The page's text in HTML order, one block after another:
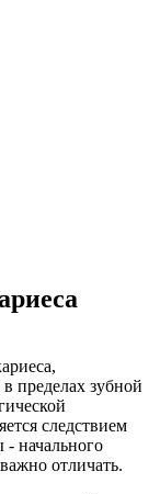
пределах зубной
следствием
- начального
отличать.